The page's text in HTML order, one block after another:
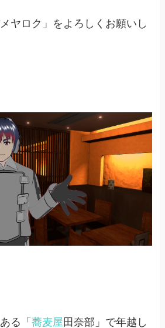
ヤロク」をよろしくお願いし
る「蕎麦屋 田奈部」で年越し